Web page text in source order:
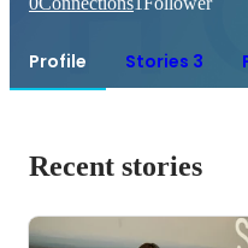
Profile Stories 3
Recent stories